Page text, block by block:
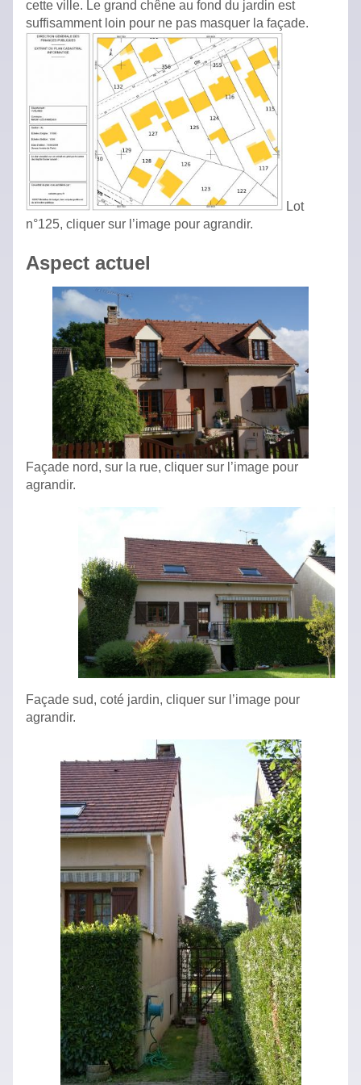
cette ville. Le grand chêne au fond du jardin est
suffisamment loin pour ne pas masquer la façade.
Lot
n°125, cliquer sur l’image pour agrandir.
Aspect actuel
Façade nord, sur la rue, cliquer sur l’image pour
agrandir.
Façade sud, coté jardin, cliquer sur l’image pour
agrandir.